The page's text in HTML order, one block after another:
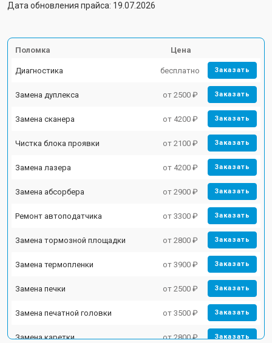
Дата обновления прайса: 19.07.2026
Поломка Цена
Диагностика бесплатно Заказать
Замена дуплекса от 2500 ₽ Заказать
Замена сканера от 4200 ₽ Заказать
Чистка блока проявки от 2100 ₽ Заказать
Замена лазера от 4200 ₽ Заказать
Замена абсорбера от 2900 ₽ Заказать
Ремонт автоподатчика от 3300 ₽ Заказать
Замена тормозной площадки от 2800 ₽ Заказать
Замена термопленки от 3900 ₽ Заказать
Замена печки от 2500 ₽ Заказать
Замена печатной головки от 3500 ₽ Заказать
Замена каретки от 2800 ₽ Заказать